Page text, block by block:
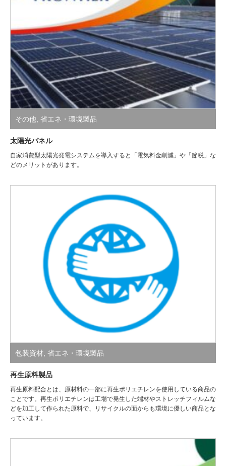
その他 省エネ・環境製品
太陽光パネル
自家消費型太陽光発電システムを導入すると「電気料金削減」や「節税」な
どのメリットがあります。
包装資材 省エネ・環境製品
再生原料製品
再生原料配合とは、原材料の一部に再生ポリエチレンを使用している商品の
ことです。再生ポリエチレンは工場で発生した端材やストレッチフィルムな
どを加工して作られた原料で、リサイクルの面からも環境に優しい商品とな
っています。